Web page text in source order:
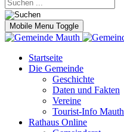
Mobile Menu Toggle
Startseite
Die Gemeinde
Geschichte
Daten und Fakten
Vereine
Tourist-Info Mauth
Rathaus Online